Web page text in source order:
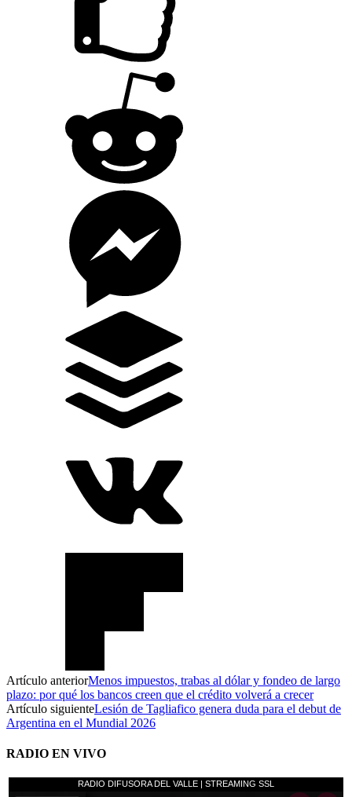
Artículo anteriorMenos impuestos, trabas al dólar y fondeo de largo
plazo: por qué los bancos creen que el crédito volverá a crecer
Artículo siguienteLesión de Tagliafico genera duda para el debut de
Argentina en el Mundial 2026
RADIO EN VIVO